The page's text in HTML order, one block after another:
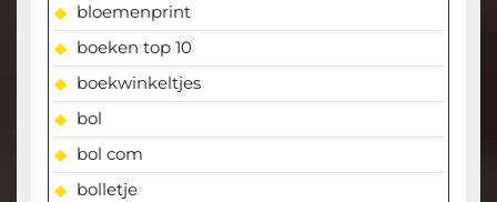
bloemenprint
boeken top 10
boekwinkeltjes
bol
bol com
bolletje